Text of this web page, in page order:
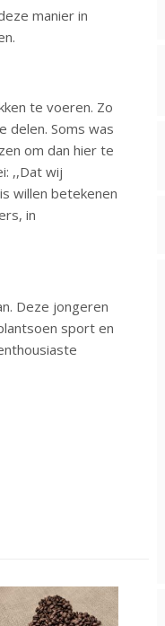
manier in
te voeren. Zo
delen. Soms was
om dan hier te
,,Dat wij
willen betekenen
in
Deze jongeren
sport en